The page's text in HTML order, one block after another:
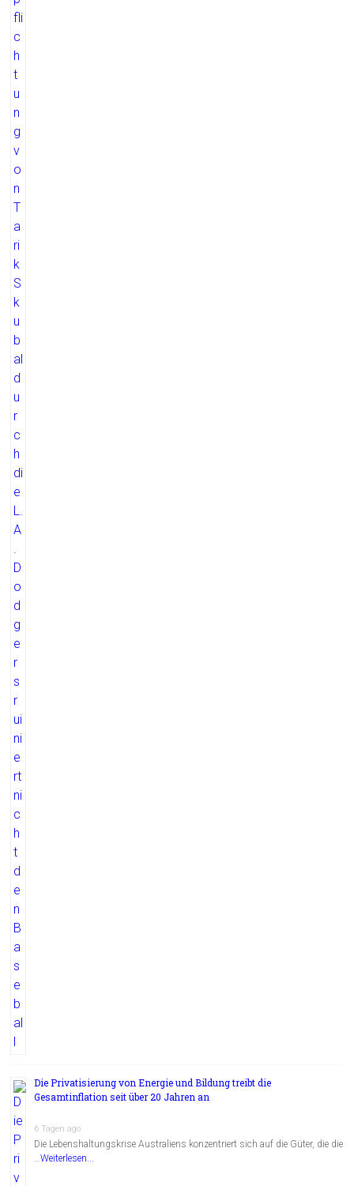
Die Privatisierung von Energie und Bildung treibt die
Gesamtinflation seit über 20 Jahren an
6 Tagen ago
Die Lebenshaltungskrise Australiens konzentriert sich auf die Güter, die die
…Weiterlesen...